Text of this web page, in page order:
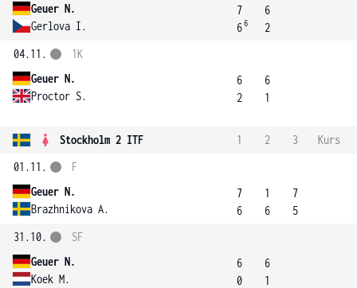
Geuer N.
Gerlova I.
7
66
6
2
04.11.
Geuer N.
Proctor S.
1K
6
2
6
1
Stockholm 2 ITF 1 2 3
Kurs
01.11.
Geuer N.
Brazhnikova A.
F
7
6
1
6
7
5
31.10.
Geuer N.
Koek M.
SF
6
0
6
1